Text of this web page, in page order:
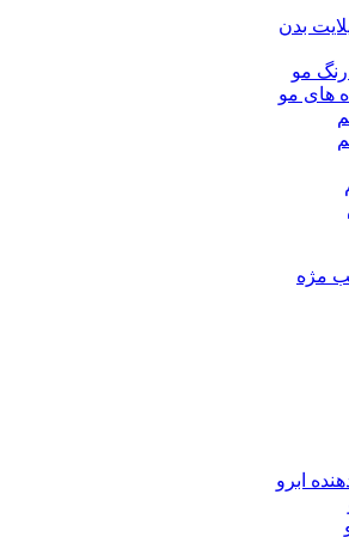
بدن
مو
های مو
مژه
ابرو